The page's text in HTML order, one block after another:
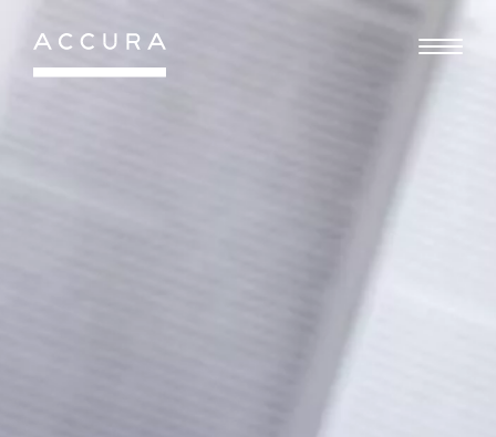
Gå
indhold